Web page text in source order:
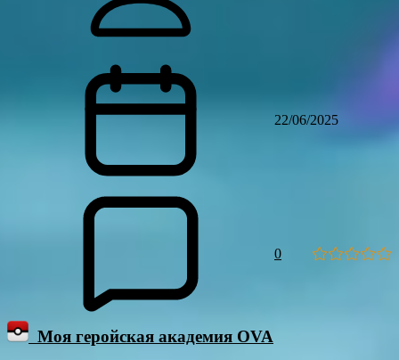
22/06/2025
0
Моя геройская академия OVA